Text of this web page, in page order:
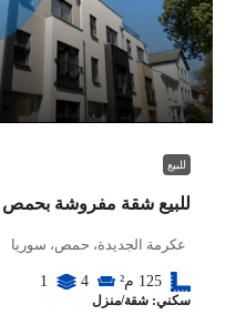
للبيع
للبيع شقة مفروشة بحمص
عكرمة الجديدة، حمص، سوريا
125 م² 4
1
سكني: شقة/منزل